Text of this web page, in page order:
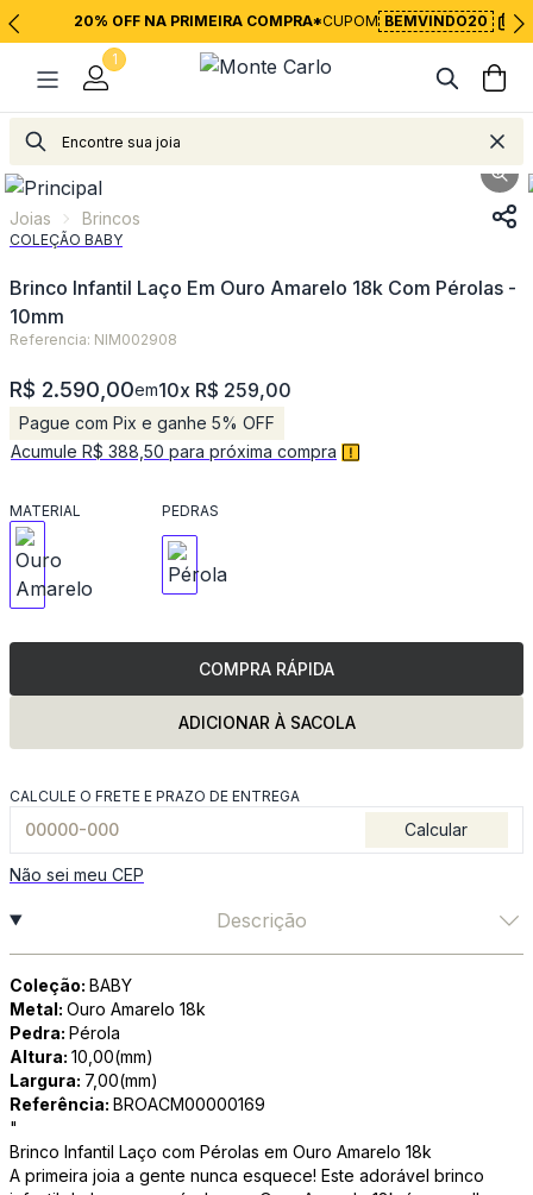
20% OFF NA PRIMEIRA COMPRA*CUPOM BEMVINDO20
1
Joias
Joias Brincos
COLEÇÃO BABY
Brinco Infantil Laço Em Ouro Amarelo 18k Com Pérolas -
10mm
Referencia: NIM002908
R$ 2.590,00em10x R$ 259,00
Pague com Pix e ganhe 5% OFF
Acumule R$ 388,50 para próxima compra
MATERIAL PEDRAS
COMPRA RÁPIDA
ADICIONAR À SACOLA
CALCULE O FRETE E PRAZO DE ENTREGA
Calcular
Não sei meu CEP
Descrição
Coleção: BABY
Metal: Ouro Amarelo 18k
Pedra: Pérola
Altura: 10,00(mm)
Largura: 7,00(mm)
Referência: BROACM00000169
"
Brinco Infantil Laço com Pérolas em Ouro Amarelo 18k
A primeira joia a gente nunca esquece! Este adorável brinco